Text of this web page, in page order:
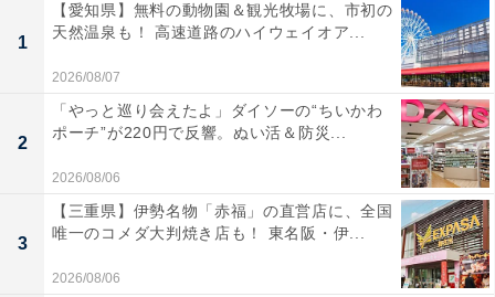
2025年の干支である「ヘビ」をテーマにしたディズニー
の仲間たちのぬいぐるみや、ぬいぐるみバッジなどは11
月14日から販売されます。
また12月2日からは、和服姿のミッキーマウスとミニー
マウスのぬいぐるみバッジや、だるま風に描いたお椀や
箸セット、さらにはしめ飾りなど、お正月ならではの限
定グッズも。
1
【愛知県】無料の動物園＆観光牧場に、市初の
天然温泉も！ 高速道路のハイウェイオア...
2026/08/07
2
「やっと巡り会えたよ」ダイソーの“ちいかわ
ポーチ”が220円で反響。ぬい活＆防災...
2026/08/06
3
【三重県】伊勢名物「赤福」の直営店に、全国
唯一のコメダ大判焼き店も！ 東名阪・伊...
2026/08/06